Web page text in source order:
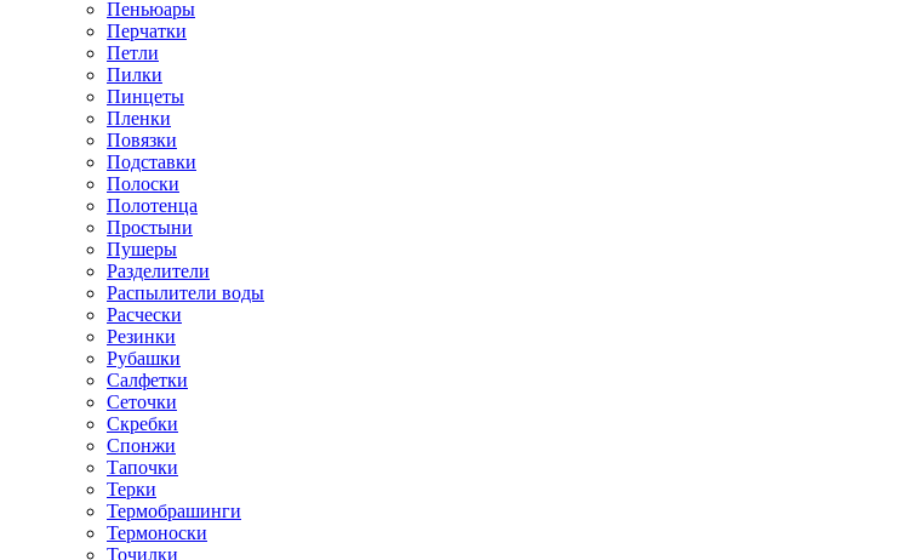
Пеньюары
Перчатки
Петли
Пилки
Пинцеты
Пленки
Повязки
Подставки
Полоски
Полотенца
Простыни
Пушеры
Разделители
Распылители воды
Расчески
Резинки
Рубашки
Салфетки
Сеточки
Скребки
Спонжи
Тапочки
Терки
Термобрашинги
Термоноски
Точилки